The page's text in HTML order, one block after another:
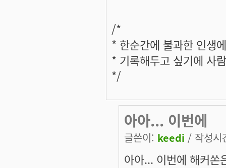
/*
* 한순간에 불과한 인생
* 기록해두고 싶기에 사
*/
아아... 이번에
글쓴이: keedi / 작성
아아... 이번에 해커쏜